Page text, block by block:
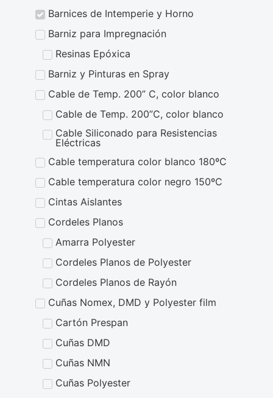
Barnices de Intemperie y Horno
Barniz para Impregnación
Resinas Epóxica
Barniz y Pinturas en Spray
Cable de Temp. 200” C, color blanco
Cable de Temp. 200”C, color blanco
Cable Siliconado para Resistencias
Eléctricas
Cable temperatura color blanco 180ºC
Cable temperatura color negro 150ºC
Cintas Aislantes
Cordeles Planos
Amarra Polyester
Cordeles Planos de Polyester
Cordeles Planos de Rayón
Cuñas Nomex, DMD y Polyester film
Cartón Prespan
Cuñas DMD
Cuñas NMN
Cuñas Polyester